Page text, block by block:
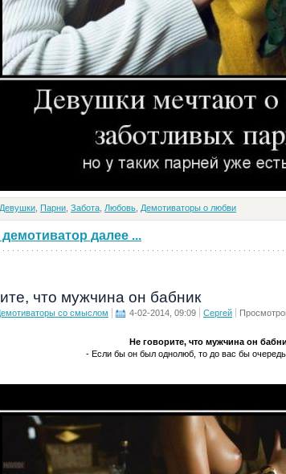
Девушки Парни Забота Любовь Демотиваторы о любви
далее ...
что мужчина он бабник
со смыслом 4-02-2014, 09:09 Сергей
Не говорите, что мужчина он
- Если бы он был однолюб, то до вас бы